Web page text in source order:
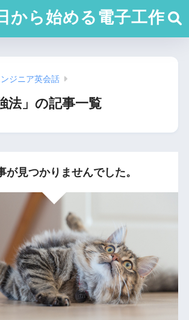
から始める電子工作
ジニア英会話
法」の記事一覧
が見つかりませんでした。